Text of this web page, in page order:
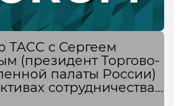
ТАСС с Сергеем
(президент Торгово-
палаты России)
сотрудничества